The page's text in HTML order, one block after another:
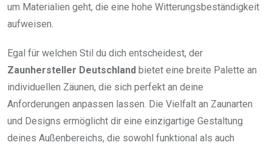
um Materialien geht, die eine hohe Witterungsbeständigkeit
aufweisen.
Egal für welchen Stil du dich entscheidest, der
Zaunhersteller Deutschland bietet eine breite Palette an
individuellen Zäunen, die sich perfekt an deine
Anforderungen anpassen lassen. Die Vielfalt an Zaunarten
und Designs ermöglicht dir eine einzigartige Gestaltung
deines Außenbereichs, die sowohl funktional als auch